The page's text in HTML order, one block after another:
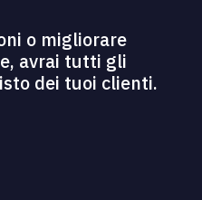
o migliorare
avrai tutti gli
dei tuoi clienti.